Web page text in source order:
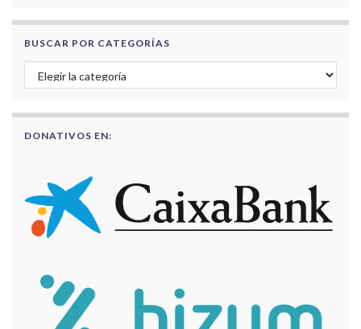
BUSCAR POR CATEGORÍAS
Buscar por categorías
DONATIVOS EN: